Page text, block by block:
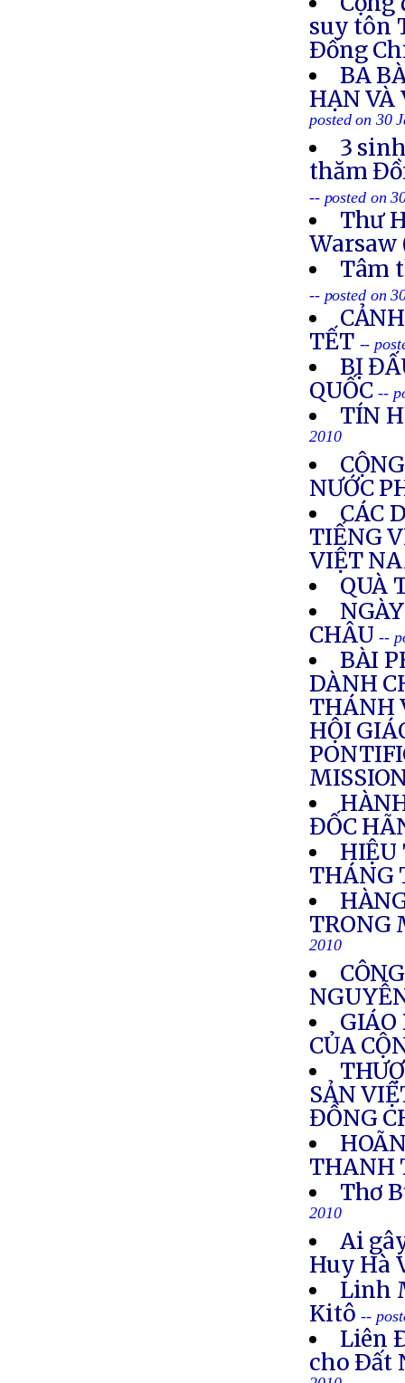
suy tôn
Ðồng
BA
HẠN
posted on 30
3
thăm
-- posted on
Thư
Tâm
-- posted on
TẾT --
BỊ
QUỐC --
TÍN
2010
NƯỚC
CÁC
TIẾNG
VIỆT
QUÀ
CHÂU --
BÀI
DÀNH
THÁNH
HỘI
ĐỐC
HIỆU
THÁNG
TRONG
2010
GIÁO
CỦA
SẢN
ĐỒNG
THANH
Thơ
2010
Ai
Huy Hà
Linh
Kitô --
Liên
cho Ðất